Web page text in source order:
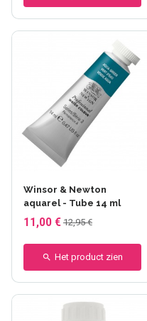
+111 anderen
Winsor & Newton
aquarel - Tube 14 ml
11,00 € 12,95 €
Het product zien